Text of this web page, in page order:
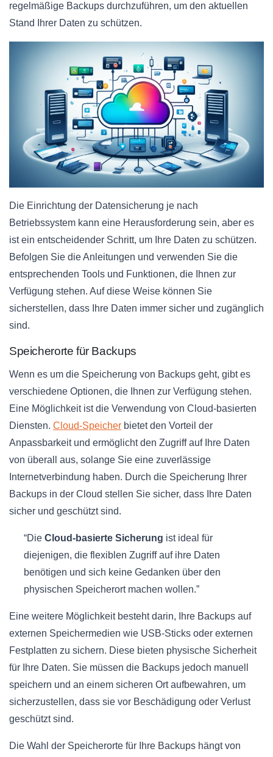
regelmäßige Backups durchzuführen, um den aktuellen
Stand Ihrer Daten zu schützen.
Die Einrichtung der Datensicherung je nach
Betriebssystem kann eine Herausforderung sein, aber es
ist ein entscheidender Schritt, um Ihre Daten zu schützen.
Befolgen Sie die Anleitungen und verwenden Sie die
entsprechenden Tools und Funktionen, die Ihnen zur
Verfügung stehen. Auf diese Weise können Sie
sicherstellen, dass Ihre Daten immer sicher und zugänglich
sind.
Speicherorte für Backups
Wenn es um die Speicherung von Backups geht, gibt es
verschiedene Optionen, die Ihnen zur Verfügung stehen.
Eine Möglichkeit ist die Verwendung von Cloud-basierten
Diensten. Cloud-Speicher bietet den Vorteil der
Anpassbarkeit und ermöglicht den Zugriff auf Ihre Daten
von überall aus, solange Sie eine zuverlässige
Internetverbindung haben. Durch die Speicherung Ihrer
Backups in der Cloud stellen Sie sicher, dass Ihre Daten
sicher und geschützt sind.
“Die Cloud-basierte Sicherung ist ideal für
diejenigen, die flexiblen Zugriff auf ihre Daten
benötigen und sich keine Gedanken über den
physischen Speicherort machen wollen.”
Eine weitere Möglichkeit besteht darin, Ihre Backups auf
externen Speichermedien wie USB-Sticks oder externen
Festplatten zu sichern. Diese bieten physische Sicherheit
für Ihre Daten. Sie müssen die Backups jedoch manuell
speichern und an einem sicheren Ort aufbewahren, um
sicherzustellen, dass sie vor Beschädigung oder Verlust
geschützt sind.
Die Wahl der Speicherorte für Ihre Backups hängt von